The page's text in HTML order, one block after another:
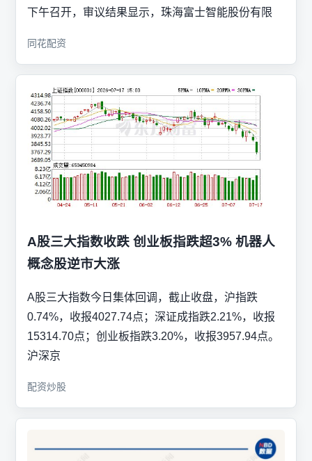
下午召开，审议结果显示，珠海富士智能股份有限
同花配资
A股三大指数收跌 创业板指跌超3% 机器人
概念股逆市大涨
A股三大指数今日集体回调，截止收盘，沪指跌
0.74%，收报4027.74点；深证成指跌2.21%，收报
15314.70点；创业板指跌3.20%，收报3957.94点。
沪深京
配资炒股